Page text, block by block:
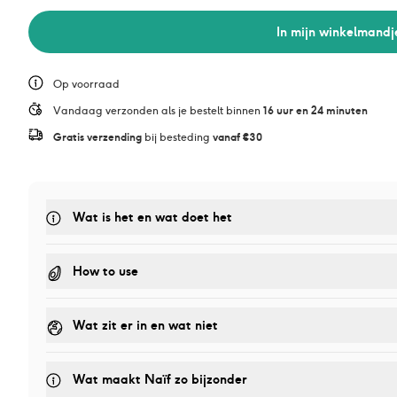
In mijn
Op voorraad
Vandaag verzonden als je bestelt binnen 16 uur en 24 minuten
Gratis verzending bij besteding vanaf €30
Wat is het en wat doet het
How to use
Wat zit er in en wat niet
Wat maakt Naïf zo bijzonder